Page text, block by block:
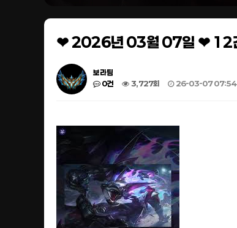
❤ 2026년 03월 07일 ❤ 12건
보라팀
0건
3,727회 26-03-07 07:54